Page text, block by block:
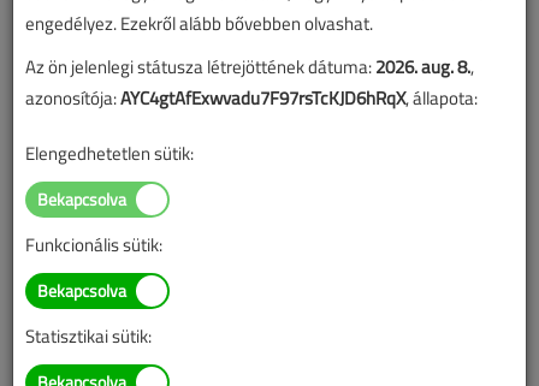
Óriási áttörés a hidrogén
szállításában
2018. augusztus 22. |
engedélyez. Ezekről alább bővebben olvashat.
Az ön jelenlegi státusza létrejöttének dátuma:2026. aug. 8.,
azonosítója:AYC4gtAfExwvadu7F97rsTcKJD6hRqX, állapota:
Elengedhetetlen sütik:
Funkcionális sütik:
Statisztikai sütik: